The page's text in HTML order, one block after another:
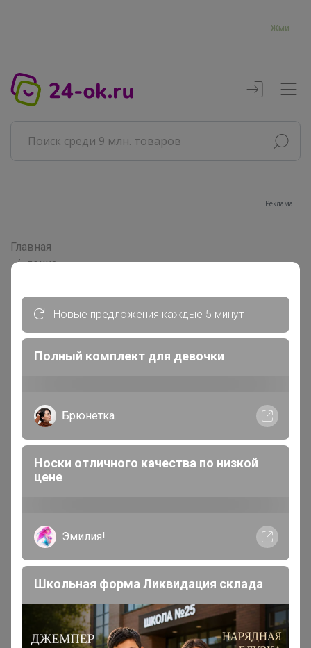
Жми
Реклама
Главная
ленка
Сообщения пользователя — ленка
Великий магистр
Стильная одежда. Качество по доступной цене.
ФУТБОЛКИ до 10XL! Новинки! РАСПРОДАЖА до
40%"
Дженна , получилось?
Новые предложения каждые 5 минут
Полный комплект для девочки
Брюнетка
Носки отличного качества по низкой
цене
Эмилия!
Школьная форма Ликвидация склада